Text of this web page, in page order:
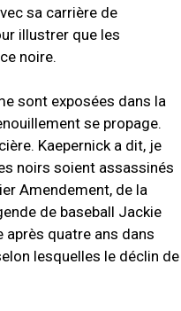
sa carrière de
illustrer que les
noire.
sont exposées dans la
se propage.
Kaepernick a dit, je
noirs soient assassinés
Amendement, de la
de baseball Jackie
après quatre ans dans
lesquelles le déclin de